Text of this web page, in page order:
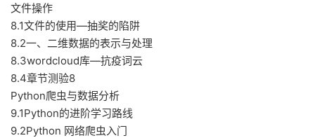
文件操作
8.1文件的使用—抽奖的陷阱
8.2一、二维数据的表示与处理
8.3wordcloud库—抗疫词云
8.4章节测验8
Python爬虫与数据分析
9.1Python的进阶学习路线
9.2Python 网络爬虫入门